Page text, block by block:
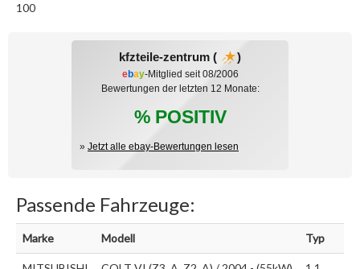
100
kfzteile-zentrum ( )
ebay-Mitglied seit 08/2006
Bewertungen der letzten 12 Monate:
% POSITIV
» Jetzt alle ebay-Bewertungen lesen
Passende Fahrzeuge:
Marke Modell Typ